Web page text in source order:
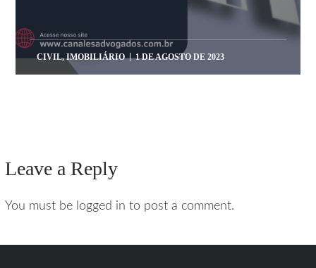
CIVIL,IMOBILIÁRIO 1 DE AGOSTO DE 2023
Leave a Reply
You must be logged in to post a comment.